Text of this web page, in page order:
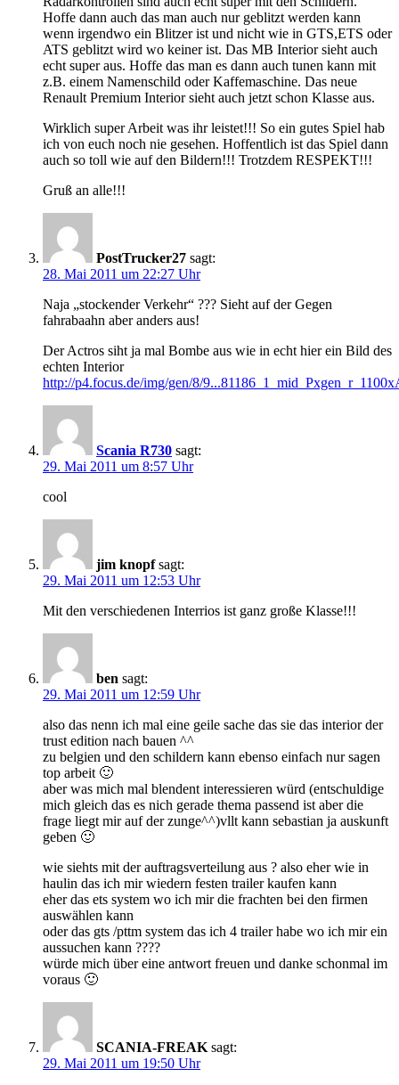
Hoffe dann auch das man auch nur geblitzt werden kann
wenn irgendwo ein Blitzer ist und nicht wie in GTS,ETS oder
ATS geblitzt wird wo keiner ist. Das MB Interior sieht auch
echt super aus. Hoffe das man es dann auch tunen kann mit
z.B. einem Namenschild oder Kaffemaschine. Das neue
Renault Premium Interior sieht auch jetzt schon Klasse aus.
Wirklich super Arbeit was ihr leistet!!! So ein gutes Spiel hab
ich von euch noch nie gesehen. Hoffentlich ist das Spiel dann
auch so toll wie auf den Bildern!!! Trotzdem RESPEKT!!!
Gruß an alle!!!
PostTrucker27 sagt:
28. Mai 2011 um 22:27 Uhr
Naja „stockender Verkehr“ ??? Sieht auf der Gegen
fahrabaahn aber anders aus!
Der Actros siht ja mal Bombe aus wie in echt hier ein Bild des
echten Interior
http://p4.focus.de/img/gen/8/
Scania R730 sagt:
29. Mai 2011 um 8:57 Uhr
cool
jim knopf sagt:
29. Mai 2011 um 12:53 Uhr
Mit den verschiedenen Interrios ist ganz große Klasse!!!
ben sagt:
29. Mai 2011 um 12:59 Uhr
also das nenn ich mal eine geile sache das sie das interior der
trust edition nach bauen ^^
zu belgien und den schildern kann ebenso einfach nur sagen
top arbeit 🙂
aber was mich mal blendent interessieren würd (entschuldige
mich gleich das es nich gerade thema passend ist aber die
frage liegt mir auf der zunge^^)vllt kann sebastian ja auskunft
geben 🙂
wie siehts mit der auftragsverteilung aus ? also eher wie in
haulin das ich mir wiedern festen trailer kaufen kann
eher das ets system wo ich mir die frachten bei den firmen
auswählen kann
oder das gts /pttm system das ich 4 trailer habe wo ich mir ein
aussuchen kann ????
würde mich über eine antwort freuen und danke schonmal im
voraus 🙂
SCANIA-FREAK sagt:
29. Mai 2011 um 19:50 Uhr